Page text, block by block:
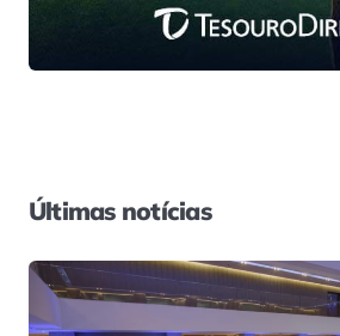
Últimas notícias